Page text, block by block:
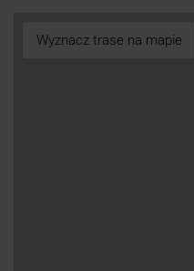
Wyznacz trase na mapie